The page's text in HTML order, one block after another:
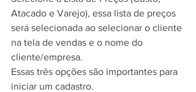
Atacado e Varejo), essa lista de preços
será selecionada ao selecionar o cliente
na tela de vendas e o nome do
cliente/empresa.
Essas três opções são importantes para
iniciar um cadastro.